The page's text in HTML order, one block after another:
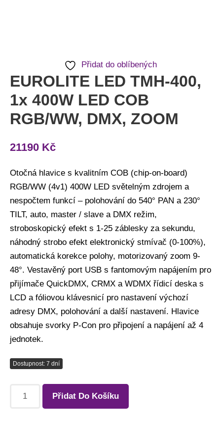
Přidat do oblíbených
EUROLITE LED TMH-400,
1x 400W LED COB
RGB/WW, DMX, ZOOM
21190 Kč
Otočná hlavice s kvalitním COB (chip-on-board)
RGB/WW (4v1) 400W LED světelným zdrojem a
nespočtem funkcí – polohování do 540° PAN a 230°
TILT, auto, master / slave a DMX režim,
stroboskopický efekt s 1-25 záblesky za sekundu,
náhodný strobo efekt elektronický stmívač (0-100%),
automatická korekce polohy, motorizovaný zoom 9-
48°. Vestavěný port USB s fantomovým napájením pro
přijímače QuickDMX, CRMX a WDMX řídicí deska s
LCD a fóliovou klávesnicí pro nastavení výchozí
adresy DMX, polohování a další nastavení. Hlavice
obsahuje svorky P-Con pro připojení a napájení až 4
jednotek.
Dostupnost: 7 dní
Přidat Do Košíku